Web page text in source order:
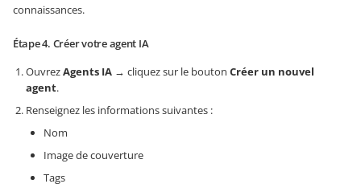
connaissances.
Étape 4. Créer votre agent IA
OuvrezAgents IA → cliquez sur le bouton Créer un nouvel
agent.
Renseignez les informations suivantes :
Nom
Image de couverture
Tags